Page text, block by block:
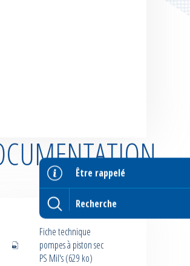
Être rappelé
Fiche technique
pompes à piston sec
PS Mil's (629 ko)